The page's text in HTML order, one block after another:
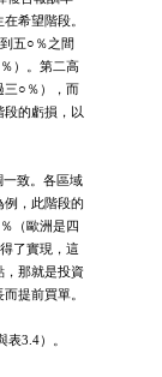
希望階段。
五○％之間
）。第二高
三○％），而
段的虧損，以
致。各區域
例，此階段的
（歐洲是四
了實現，這
，那就是投資
提前買單。
3.4）。